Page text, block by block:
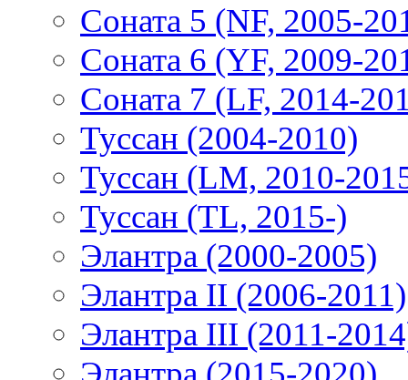
Соната 5 (NF, 2005-
Соната 6 (YF, 2009-
Соната 7 (LF, 2014-
Туссан (2004-2010)
Туссан (LM, 2010-
Туссан (TL, 2015-)
Элантра (2000-2005)
Элантра II (2006-2011)
Элантра III (2011-